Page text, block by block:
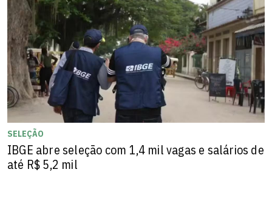
SELEÇÃO
IBGE abre seleção com 1,4 mil vagas e salários de
até R$ 5,2 mil